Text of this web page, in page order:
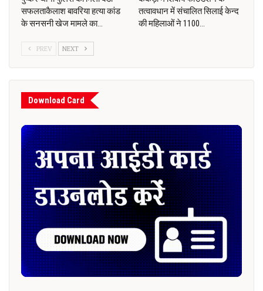
सफलताकैलाश बावरिया हत्या कांड
के सनसनी खेज मामले का…
तत्वावधान में संचालित सिलाई केन्द
की महिलाओं ने 1100…
PREV NEXT
Download Card